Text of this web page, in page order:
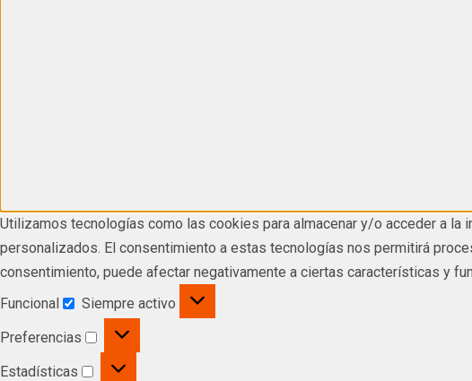
Utilizamos tecnologías como las cookies para almacenar y/o acceder a la
personalizados. El consentimiento a estas tecnologías nos permitirá
consentimiento, puede afectar negativamente a ciertas características y
Funcional
Siempre activo
Preferencias
Estadísticas